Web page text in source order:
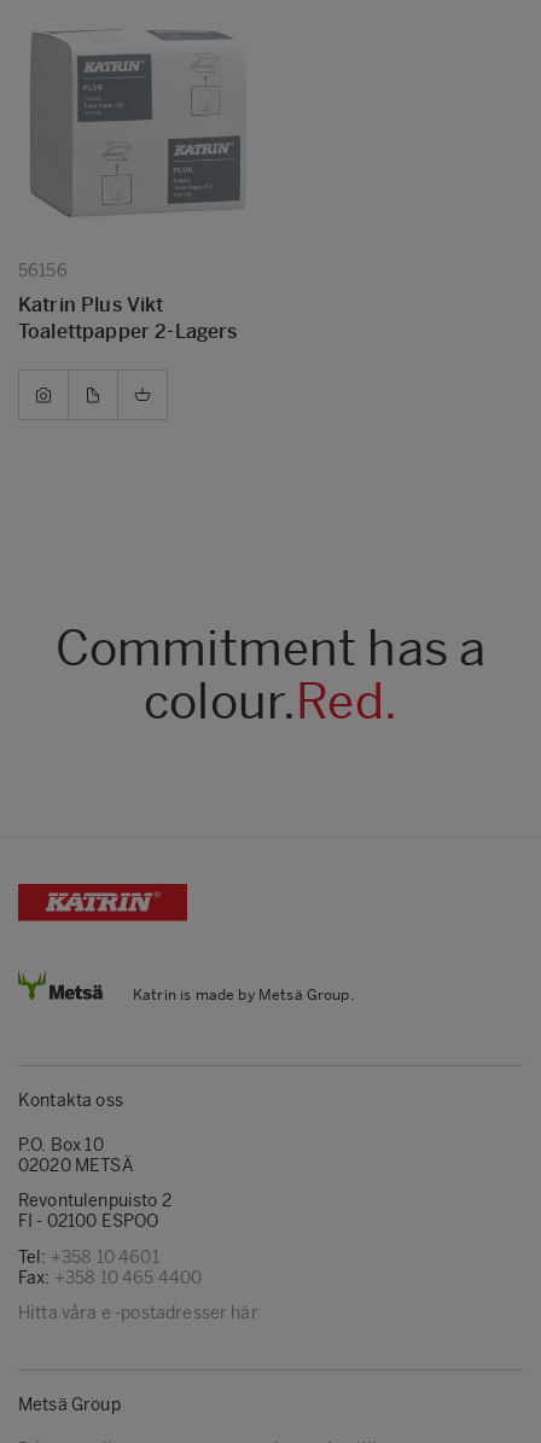
56156
Katrin Plus Vikt
Toalettpapper 2-Lagers
Commitment has a
colour.Red.
Katrin is made by Metsä Group.
Kontakta oss
P.O. Box 10
02020 METSÄ
Revontulenpuisto 2
FI - 02100 ESPOO
Tel: +358 10 4601
Fax: +358 10 465 4400
Hitta våra e -postadresser här
Metsä Group